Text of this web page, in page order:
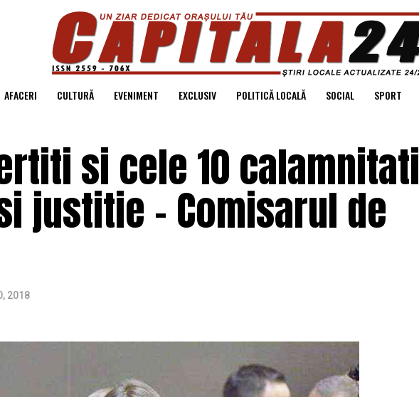
AFACERI CULTURĂ EVENIMENT EXCLUSIV POLITICĂ LOCALĂ SOCIAL SPORT
si cele 10 calamnitati
justitie – Comisarul de
2018